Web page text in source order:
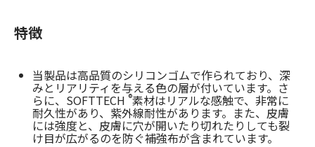
特徴
当製品は高品質のシリコンゴムで作られており、深
みとリアリティを与える色の層が付いています。さ
らに、SOFTTECH ®素材はリアルな感触で、非常に
耐久性があり、紫外線耐性があります。また、皮膚
には強度と、皮膚に穴が開いたり切れたりしても裂
け目が広がるのを防ぐ補強布が含まれています。